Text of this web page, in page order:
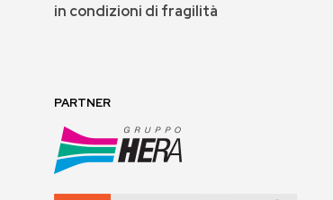
in condizioni di fragilità
PARTNER